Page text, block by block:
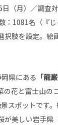
（月）／調査
：1081名（『
択肢を設定。絵
県にある 「龍
の花と富士山の
スポットです
が美しい岩手県